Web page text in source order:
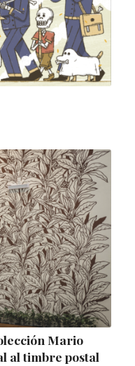
Mario
al timbre postal